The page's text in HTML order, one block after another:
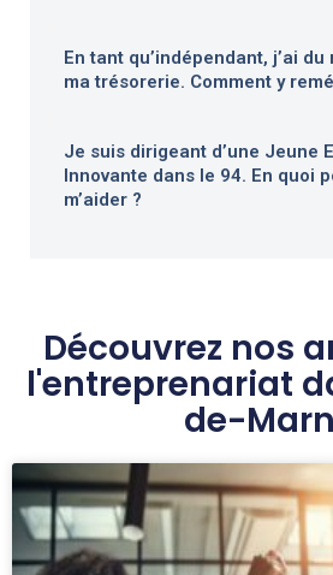
En tant qu’indépendant, j’ai
ma trésorerie. Comment y
Je suis dirigeant d’une Jeune
Innovante dans le 94. En quoi
m’aider ?
Découvrez nos
l'entreprenariat
de-